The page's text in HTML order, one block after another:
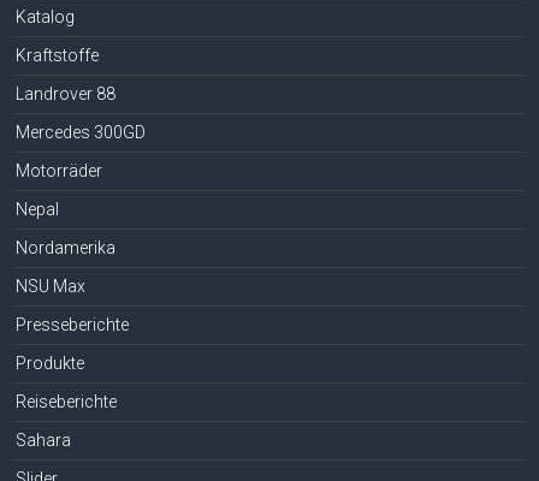
Katalog
Kraftstoffe
Landrover 88
Mercedes 300GD
Motorräder
Nepal
Nordamerika
NSU Max
Presseberichte
Produkte
Reiseberichte
Sahara